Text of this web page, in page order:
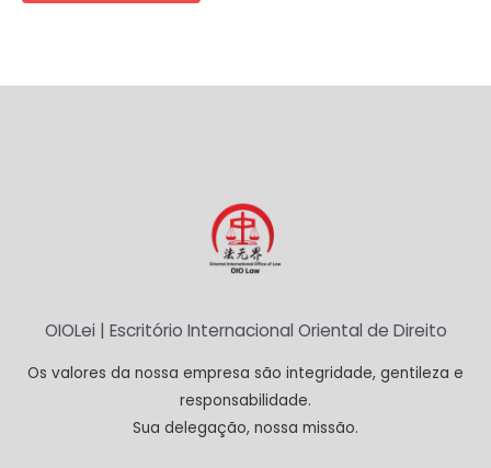
OIOLei | Escritório Internacional Oriental de Direito
Os valores da nossa empresa são integridade, gentileza e
responsabilidade.
Sua delegação, nossa missão.